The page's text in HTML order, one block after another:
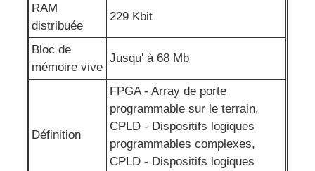
Antenne de communication
Connecteur
Puce de gestion de l'alimentation
RAM
distribuée
229 Kbit
Bloc de
mémoire vive
Jusqu' à 68 Mb
Définition
FPGA - Array de porte
programmable sur le terrain,
CPLD - Dispositifs logiques
programmables complexes,
CPLD - Dispositifs logiques